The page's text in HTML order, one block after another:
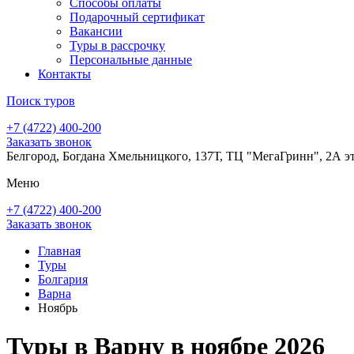
Подарочный сертификат
Вакансии
Туры в рассрочку
Персональные данные
Контакты
Поиск туров
+7 (4722) 400-200
Заказать звонок
Белгород, Богдана Хмельницкого, 137Т, ТЦ "МегаГринн", 2А
Меню
+7 (4722) 400-200
Заказать звонок
Главная
Туры
Болгария
Варна
Ноябрь
Туры в Варну в ноябре 2026